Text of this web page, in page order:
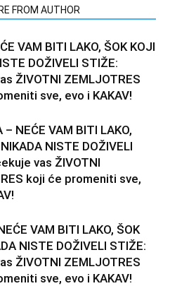
FROM AUTHOR
VAM BITI LAKO, ŠOK KOJI
DOŽIVELI STIŽE:
ŽIVOTNI ZEMLJOTRES
sve, evo i KAKAV!
– NEĆE VAM BITI LAKO,
NISTE DOŽIVELI
vas ŽIVOTNI
koji će promeniti sve,
VAM BITI LAKO, ŠOK
NISTE DOŽIVELI STIŽE:
ŽIVOTNI ZEMLJOTRES
sve, evo i KAKAV!